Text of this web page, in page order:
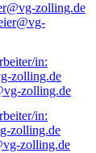
zolling.de
zolling.de